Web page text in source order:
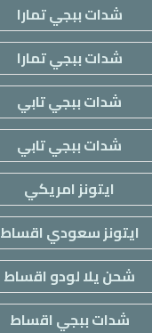
شدات ببجي تمارا
شدات ببجي تمارا
شدات ببجي تابي
شدات ببجي تابي
ايتونز امريكي
ايتونز سعودي اقساط
شحن يلا لودو اقساط
شدات ببجي اقساط